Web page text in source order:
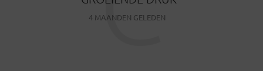
4 MAANDEN GELEDEN